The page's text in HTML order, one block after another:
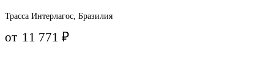
Трасса Интерлагос, Бразилия
от 11 771₽